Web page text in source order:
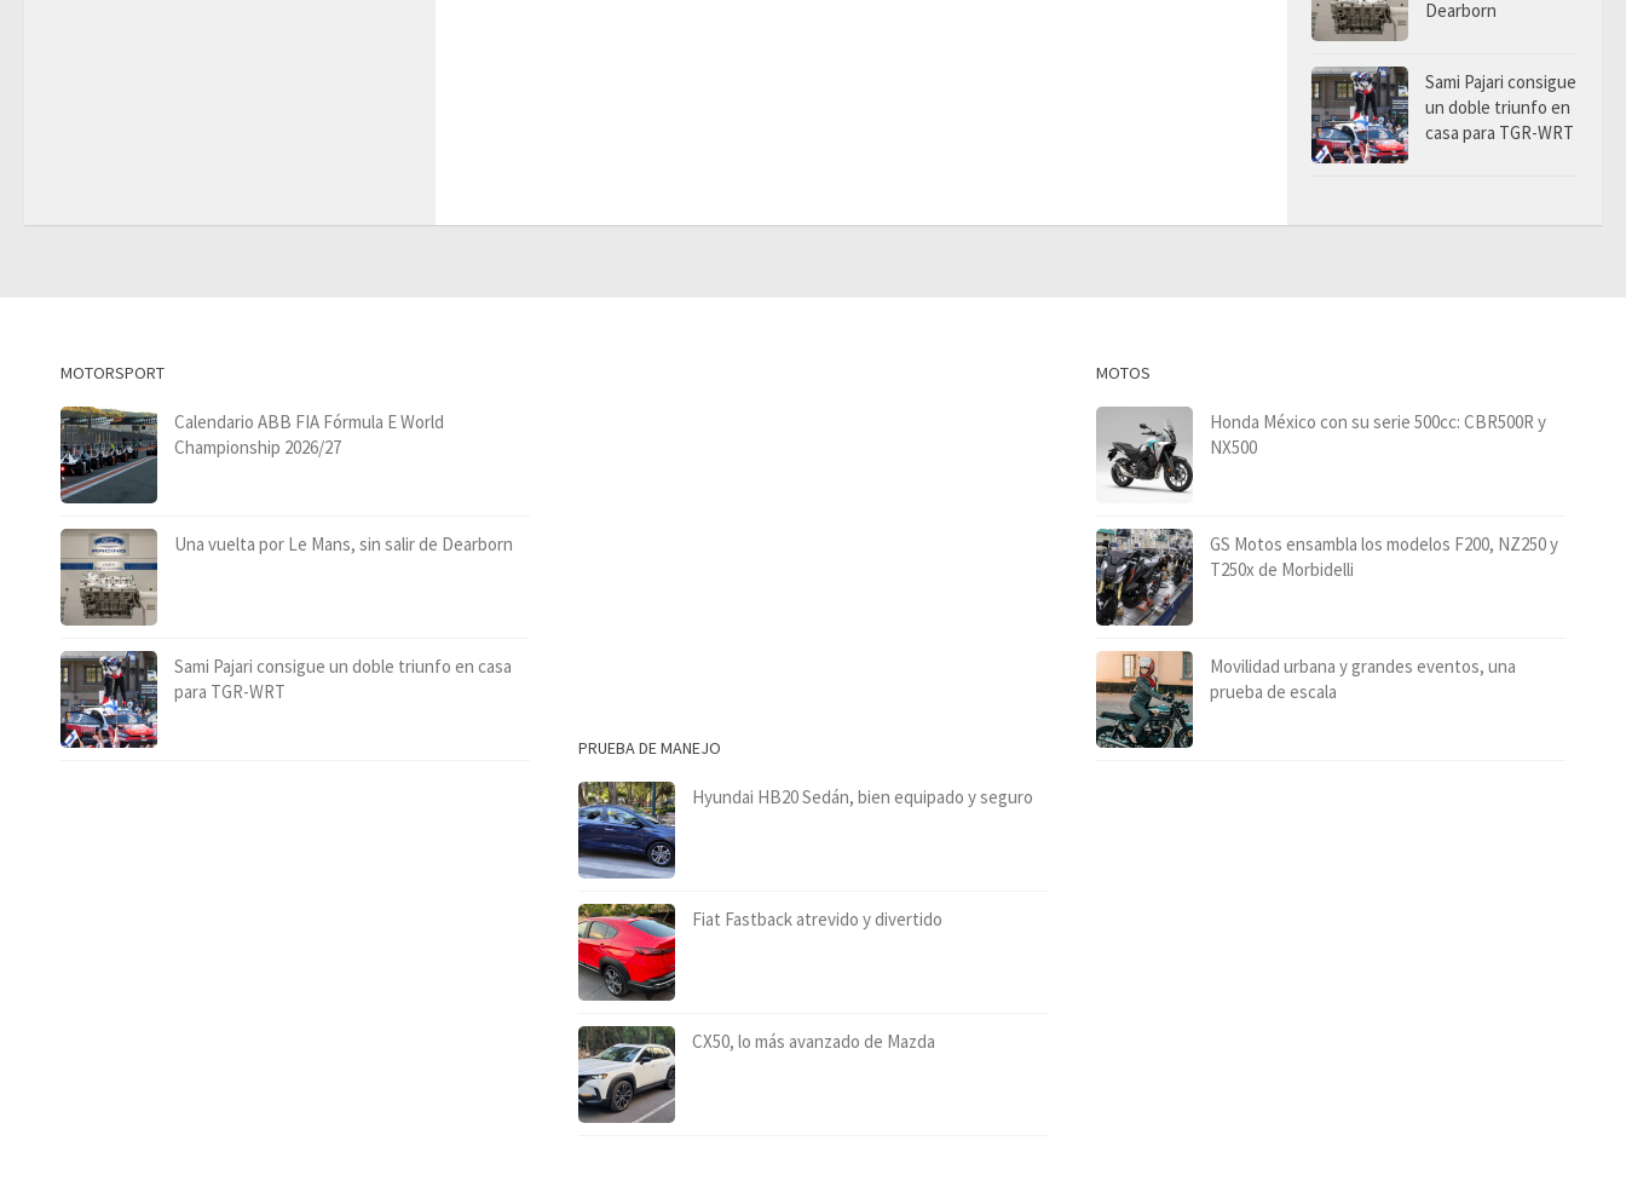
Dearborn
Sami Pajari consigue
un doble triunfo en
casa para TGR-WRT
MOTORSPORT
Calendario ABB FIA Fórmula E World
Championship 2026/27
Una vuelta por Le Mans, sin salir de Dearborn
Sami Pajari consigue un doble triunfo en casa
para TGR-WRT
PRUEBA DE MANEJO
Hyundai HB20 Sedán, bien equipado y seguro
Fiat Fastback atrevido y divertido
CX50, lo más avanzado de Mazda
MOTOS
Honda México con su serie 500cc: CBR500R y
NX500
GS Motos ensambla los modelos F200, NZ250 y
T250x de Morbidelli
Movilidad urbana y grandes eventos, una
prueba de escala